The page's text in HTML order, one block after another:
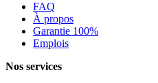
FAQ
À propos
Garantie 100%
Emplois
Nos services